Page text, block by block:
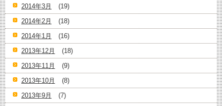
2014年3月
(19)
2014年2月
(18)
2014年1月
(16)
2013年12月
(18)
2013年11月
(9)
2013年10月
(8)
2013年9月
(7)